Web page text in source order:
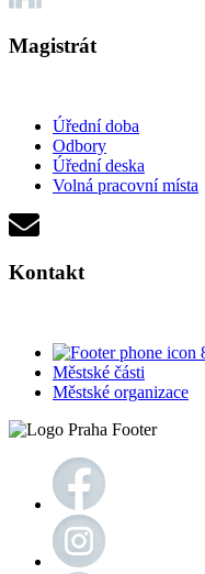
Magistrát
Úřední doba
Odbory
Úřední deska
Volná pracovní místa
Kontakt
Městské části
Městské organizace